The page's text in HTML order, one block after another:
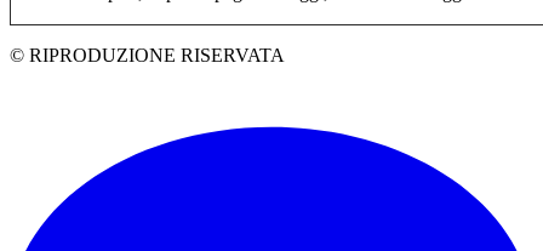
© RIPRODUZIONE RISERVATA